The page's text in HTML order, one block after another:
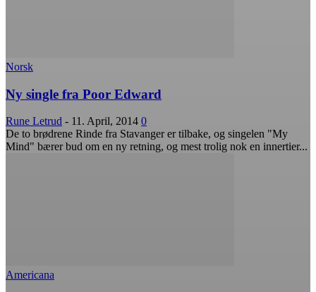
Norsk
Ny single fra Poor Edward
Rune Letrud - 11. April, 2014 0
De to brødrene Rinde fra Stavanger er tilbake, og singelen "My
Mind" bærer bud om en ny retning, og mest trolig nok en innertier...
Americana